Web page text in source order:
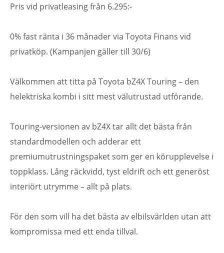
Pris vid privatleasing från 6.295:-
0% fast ränta i 36 månader via Toyota Finans vid
privatköp. (Kampanjen gäller till 30/6)
Välkommen att titta på Toyota bZ4X Touring – den
helektriska kombi i sitt mest välutrustad utförande.
Touring-versionen av bZ4X tar allt det bästa från
standardmodellen och adderar ett
premiumutrustningspaket som ger en körupplevelse i
toppklass. Lång räckvidd, tyst eldrift och ett generöst
interiört utrymme – allt på plats.
För den som vill ha det bästa av elbilsvärlden utan att
kompromissa med ett enda tillval.